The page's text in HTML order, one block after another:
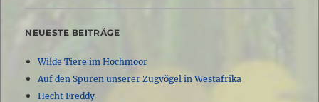
NEUESTE BEITRÄGE
Wilde Tiere im Hochmoor
Auf den Spuren unserer Zugvögel in Westafrika
Hecht Freddy